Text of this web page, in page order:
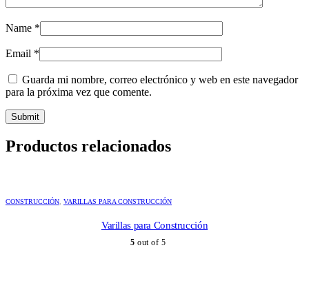
Name *
Email *
Guarda mi nombre, correo electrónico y web en este navegador
para la próxima vez que comente.
Productos relacionados
CONSTRUCCIÓN, VARILLAS PARA CONSTRUCCIÓN
Varillas para Construcción
5 out of 5